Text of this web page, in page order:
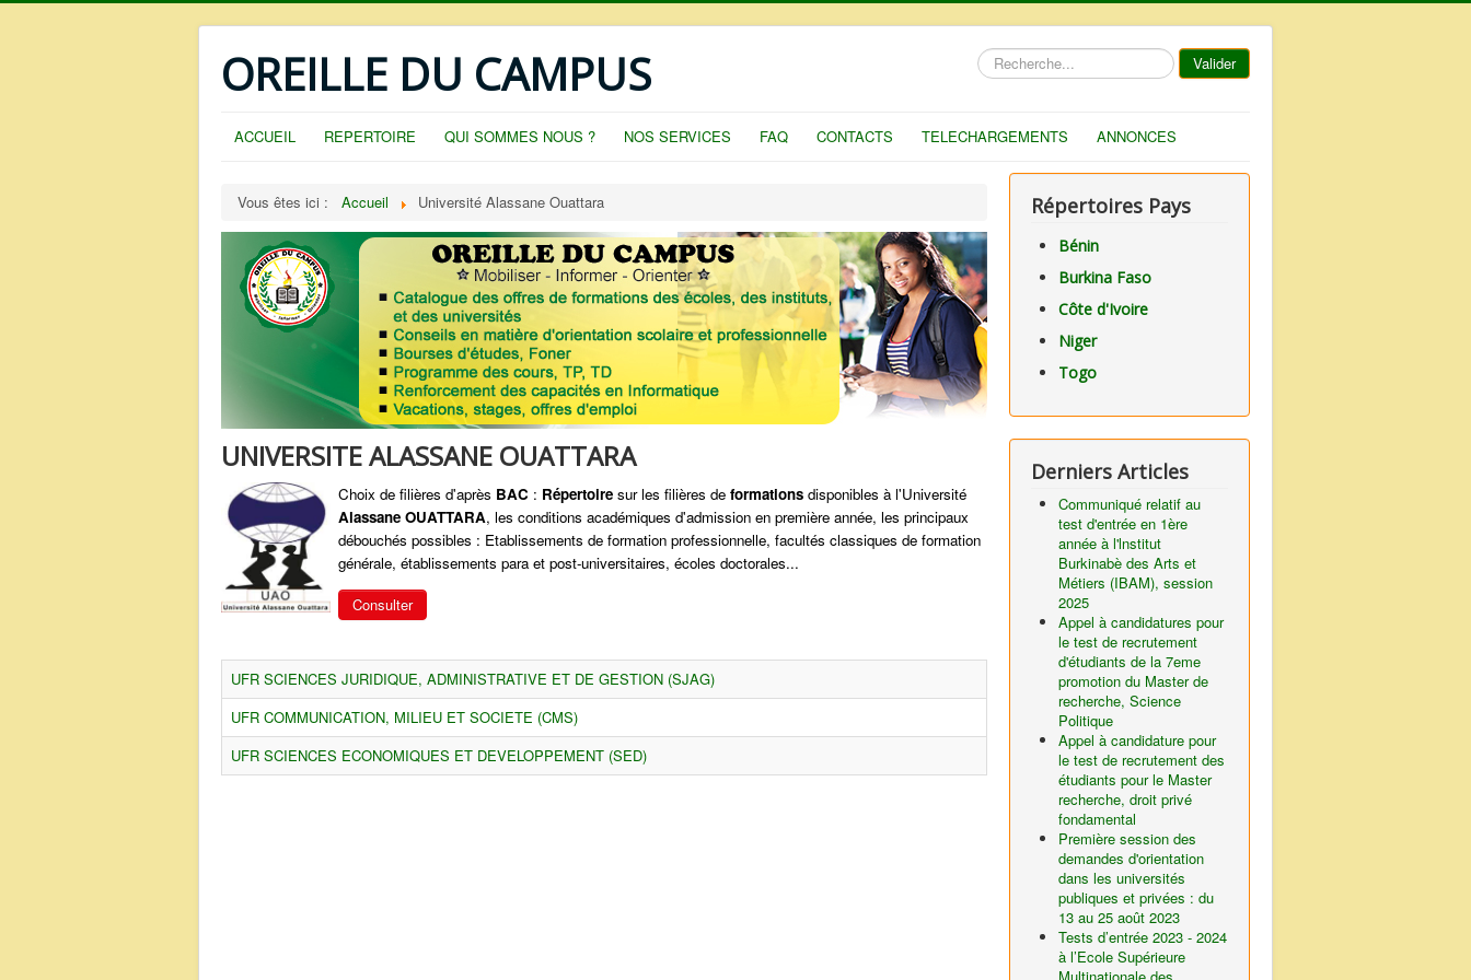
OREILLE DU CAMPUS Rechercher Valider
ACCUEIL REPERTOIRE QUI SOMMES NOUS ? NOS SERVICES FAQ CONTACTS TELECHARGEMENTS ANNONCES
Vous êtes ici : Accueil Université Alassane Ouattara
UNIVERSITE ALASSANE OUATTARA
Choix de filières d'après BAC : Répertoire sur les filières de formations disponibles à l'Université
Alassane OUATTARA, les conditions académiques d'admission en première année, les principaux
débouchés possibles : Etablissements de formation professionnelle, facultés classiques de formation
générale, établissements para et post-universitaires, écoles doctorales...
Consulter
UFR SCIENCES JURIDIQUE, ADMINISTRATIVE ET DE GESTION (SJAG)
UFR COMMUNICATION, MILIEU ET SOCIETE (CMS)
UFR SCIENCES ECONOMIQUES ET DEVELOPPEMENT (SED)
Répertoires Pays
Bénin
Burkina Faso
Côte d'Ivoire
Niger
Togo
Derniers Articles
Communiqué relatif au
test d'entrée en 1ère
année à l'lnstitut
Burkinabè des Arts et
Métiers (IBAM), session
2025
Appel à candidatures pour
le test de recrutement
d'étudiants de la 7eme
promotion du Master de
recherche, Science
Politique
Appel à candidature pour
le test de recrutement des
étudiants pour le Master
recherche, droit privé
fondamental
Première session des
demandes d'orientation
dans les universités
publiques et privées : du
13 au 25 août 2023
Tests d’entrée 2023 - 2024
à l’Ecole Supérieure